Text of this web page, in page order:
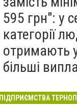
595 грн": у
категорії
отримають
більші
ПІДПРИЄМСТВА